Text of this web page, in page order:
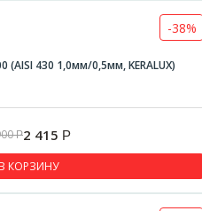
-38%
(AISI 430 1,0мм/0,5мм, KERALUX)
Р2 415 Р
В КОРЗИНУ